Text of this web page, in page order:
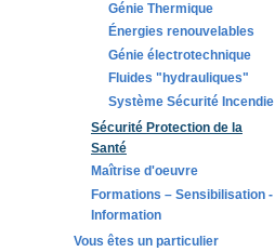
Génie Thermique
Énergies renouvelables
Génie électrotechnique
Fluides "hydrauliques"
Système Sécurité Incendie
Sécurité Protection de la
Santé
Maîtrise d'oeuvre
Formations – Sensibilisation -
Information
Vous êtes un particulier